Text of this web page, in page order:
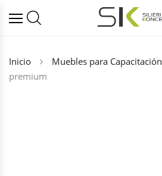
Inicio Muebles para Capacitación
premium